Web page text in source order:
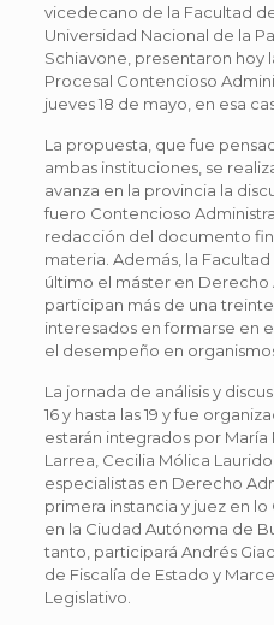
vicedecano de la Facultad
Universidad Nacional de la
Schiavone, presentaron hoy
Procesal Contencioso
jueves 18 de mayo, en esa
La propuesta, que fue
ambas instituciones, se
avanza en la provincia la
fuero Contencioso
redacción del documento
materia. Además, la
último el máster en Derecho
participan más de una
interesados en formarse en
el desempeño en
La jornada de análisis y
16 y hasta las 19 y fue
estarán integrados por María
Larrea, Cecilia Mólica
especialistas en Derecho
primera instancia y juez en
en la Ciudad Autónoma de
tanto, participará Andrés
de Fiscalía de Estado y
Legislativo.